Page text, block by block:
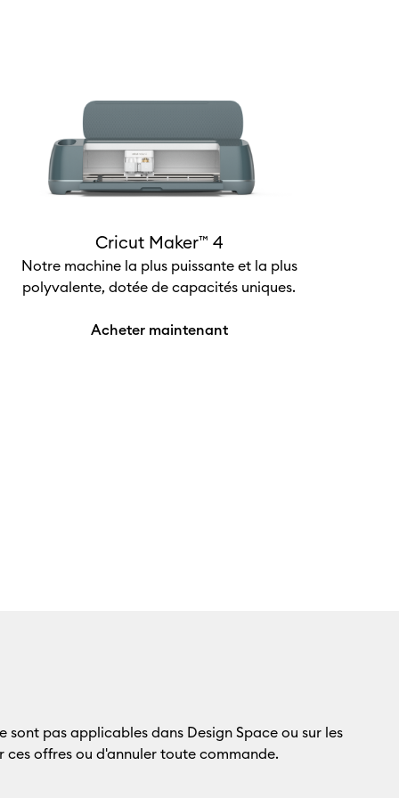
Cricut Maker™ 4
Notre machine la plus puissante et la plus
polyvalente, dotée de capacités uniques.
Acheter maintenant
sont pas applicables dans Design Space ou sur les
ces offres ou d'annuler toute commande.